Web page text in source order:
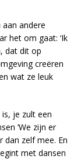
andere
het om gaat: ‘Ik
dat dit op
creëren
wat ze leuk
je zult een
‘We zijn er
dan zelf mee. En
met dansen